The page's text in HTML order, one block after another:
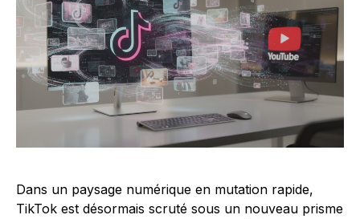
Dans un paysage numérique en mutation rapide,
TikTok est désormais scruté sous un nouveau prisme